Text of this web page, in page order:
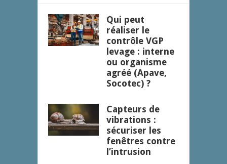
Qui peut
réaliser le
contrôle VGP
levage : interne
ou organisme
agréé (Apave,
Socotec) ?
Capteurs de
vibrations :
sécuriser les
fenêtres contre
l’intrusion